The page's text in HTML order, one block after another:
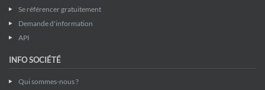
Se référencer gratuitement
Demande d'information
API
INFO SOCIÉTÉ
Qui sommes-nous ?